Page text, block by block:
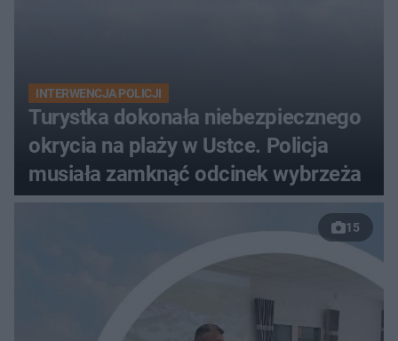
INTERWENCJA POLICJI
Turystka dokonała niebezpiecznego
okrycia na plaży w Ustce. Policja
musiała zamknąć odcinek wybrzeża
15